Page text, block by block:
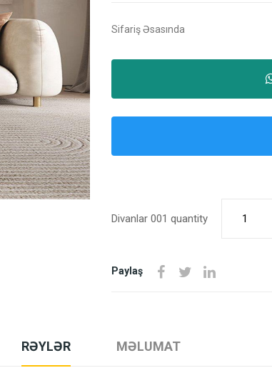
Sifariş Əsasında
Divanlar 001 quantity
Paylaş
RƏYLƏR MƏLUMAT